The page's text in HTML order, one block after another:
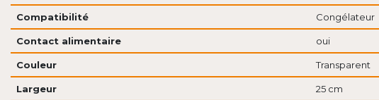
Compatibilité Congélateur
Contact alimentaire oui
Couleur Transparent
Largeur 25 cm